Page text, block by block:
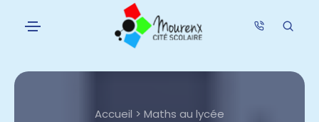
Accueil > Maths au lycée